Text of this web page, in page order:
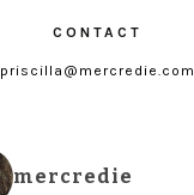
CONTACT
priscilla@mercredie.com
mercredie